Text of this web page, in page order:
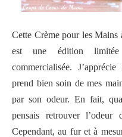
Cette Crème pour les
est une édition
commercialisée.
prend bien soin de mes
par son odeur. En fait,
pensais retrouver
Cependant, au fur et à